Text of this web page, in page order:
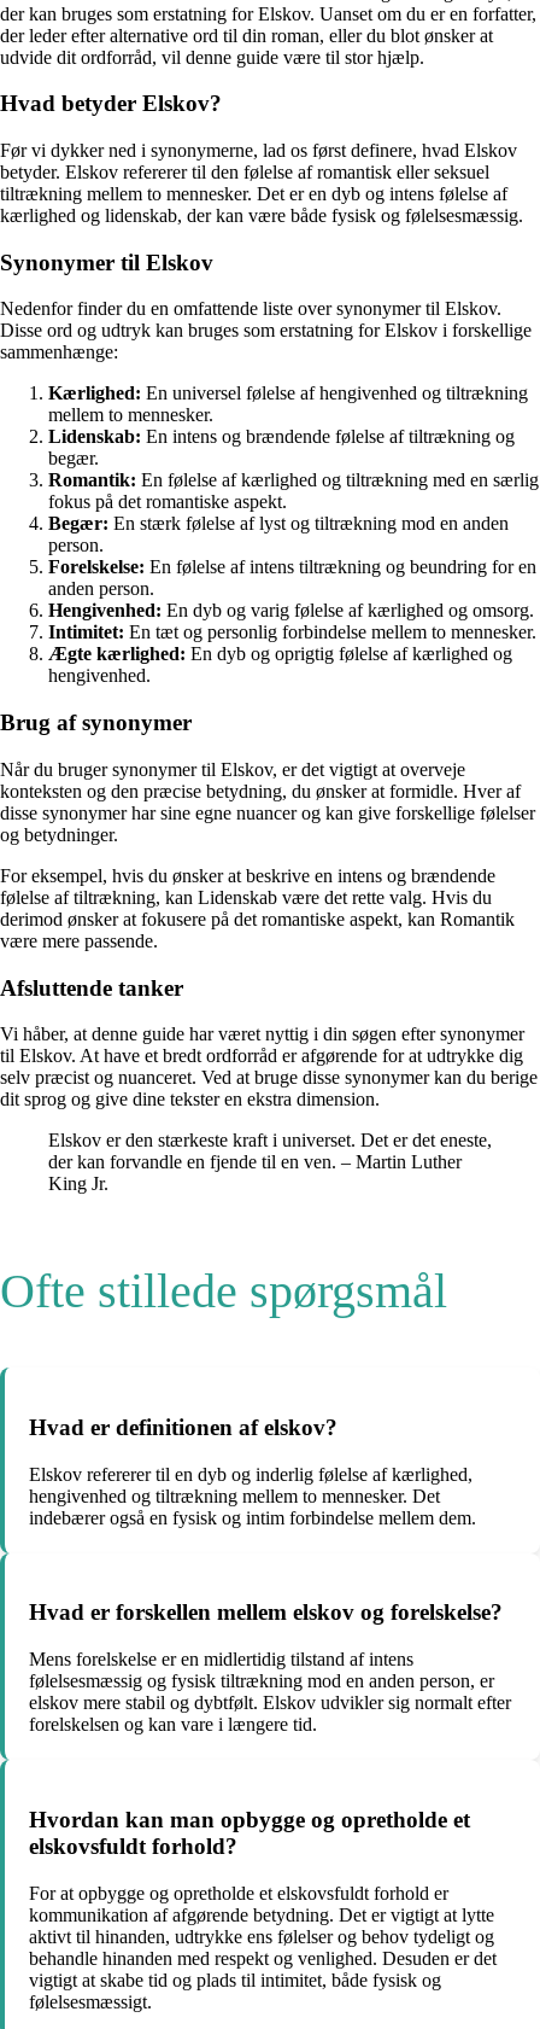
der kan bruges som erstatning for Elskov. Uanset om du er en forfatter,
der leder efter alternative ord til din roman, eller du blot ønsker at
udvide dit ordforråd, vil denne guide være til stor hjælp.
Hvad betyder Elskov?
Før vi dykker ned i synonymerne, lad os først definere, hvad Elskov
betyder. Elskov refererer til den følelse af romantisk eller seksuel
tiltrækning mellem to mennesker. Det er en dyb og intens følelse af
kærlighed og lidenskab, der kan være både fysisk og følelsesmæssig.
Synonymer til Elskov
Nedenfor finder du en omfattende liste over synonymer til Elskov.
Disse ord og udtryk kan bruges som erstatning for Elskov i forskellige
sammenhænge:
Kærlighed: En universel følelse af hengivenhed og tiltrækning
mellem to mennesker.
Lidenskab: En intens og brændende følelse af tiltrækning og
begær.
Romantik: En følelse af kærlighed og tiltrækning med en særlig
fokus på det romantiske aspekt.
Begær: En stærk følelse af lyst og tiltrækning mod en anden
person.
Forelskelse: En følelse af intens tiltrækning og beundring for en
anden person.
Hengivenhed: En dyb og varig følelse af kærlighed og omsorg.
Intimitet: En tæt og personlig forbindelse mellem to mennesker.
Ægte kærlighed: En dyb og oprigtig følelse af kærlighed og
hengivenhed.
Brug af synonymer
Når du bruger synonymer til Elskov, er det vigtigt at overveje
konteksten og den præcise betydning, du ønsker at formidle. Hver af
disse synonymer har sine egne nuancer og kan give forskellige følelser
og betydninger.
For eksempel, hvis du ønsker at beskrive en intens og brændende
følelse af tiltrækning, kan Lidenskab være det rette valg. Hvis du
derimod ønsker at fokusere på det romantiske aspekt, kan Romantik
være mere passende.
Afsluttende tanker
Vi håber, at denne guide har været nyttig i din søgen efter synonymer
til Elskov. At have et bredt ordforråd er afgørende for at udtrykke dig
selv præcist og nuanceret. Ved at bruge disse synonymer kan du berige
dit sprog og give dine tekster en ekstra dimension.
Elskov er den stærkeste kraft i universet. Det er det eneste,
der kan forvandle en fjende til en ven. – Martin Luther
King Jr.
Ofte stillede spørgsmål
Hvad er definitionen af ​​elskov?
Elskov refererer til en dyb og inderlig følelse af kærlighed,
hengivenhed og tiltrækning mellem to mennesker. Det
indebærer også en fysisk og intim forbindelse mellem dem.
Hvad er forskellen mellem elskov og forelskelse?
Mens forelskelse er en midlertidig tilstand af intens
følelsesmæssig og fysisk tiltrækning mod en anden person, er
elskov mere stabil og dybtfølt. Elskov udvikler sig normalt efter
forelskelsen og kan vare i længere tid.
Hvordan kan man opbygge og opretholde et
elskovsfuldt forhold?
For at opbygge og opretholde et elskovsfuldt forhold er
kommunikation af afgørende betydning. Det er vigtigt at lytte
aktivt til hinanden, udtrykke ens følelser og behov tydeligt og
behandle hinanden med respekt og venlighed. Desuden er det
vigtigt at skabe tid og plads til intimitet, både fysisk og
følelsesmæssigt.